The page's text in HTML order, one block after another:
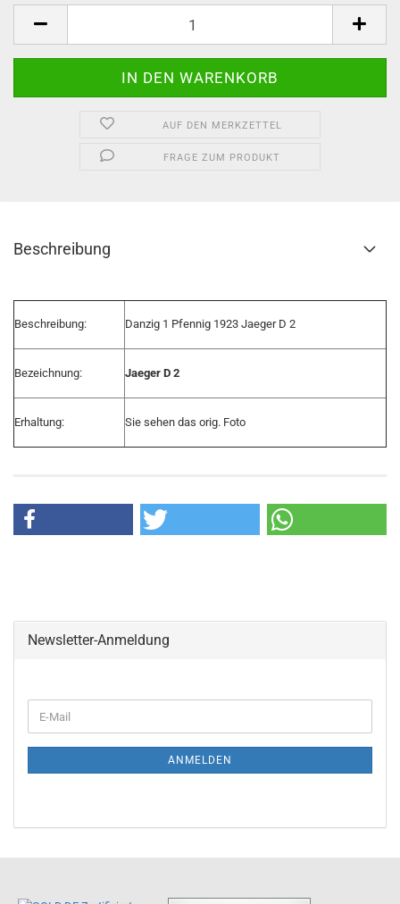
AUF DEN MERKZETTEL
FRAGE ZUM PRODUKT
Beschreibung
Beschreibung: Danzig 1 Pfennig 1923 Jaeger D 2
Bezeichnung: Jaeger D 2
Erhaltung: Sie sehen das orig. Foto
Newsletter-Anmeldung
ANMELDEN